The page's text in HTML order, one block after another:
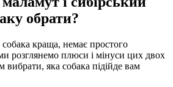
обрати?
краща, немає простого
ми розглянемо плюси і мінуси цих двох
вибрати, яка собака підійде вам